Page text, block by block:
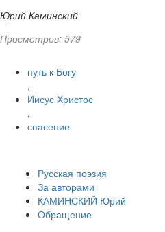
Юрий Каминский
Просмотров: 579
путь к Богу
,
Иисус Христос
,
спасение
Русская поэзия
За авторами
КАМИНСКИЙ Юрий
Обращение